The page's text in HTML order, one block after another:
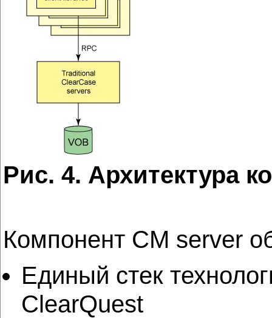
Рис. 4. Архитектура
Компонент CM server
Единый стек
ClearQuest